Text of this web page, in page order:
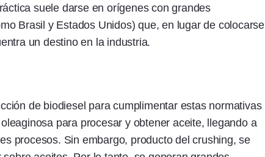
suele darse en orígenes con grandes
Brasil y Estados Unidos) que, en lugar de colocarse
un destino en la industria.
de biodiesel para cumplimentar estas normativas
para procesar y obtener aceite, llegando a
procesos. Sin embargo, producto del crushing, se